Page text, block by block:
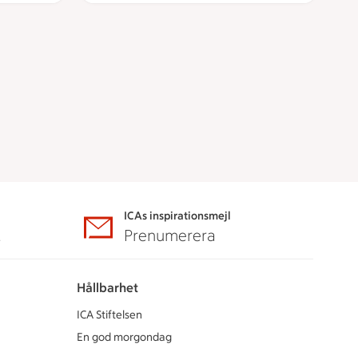
ICAs inspirationsmejl
Prenumerera
Hållbarhet
ICA Stiftelsen
En god morgondag